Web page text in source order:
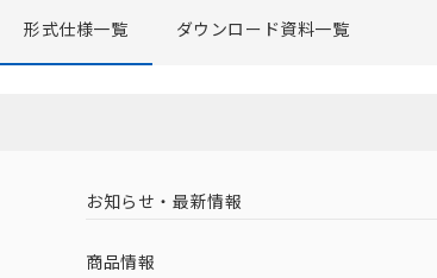
形式仕様一覧 ダウンロード資料一覧
お知らせ・最新情報
商品情報